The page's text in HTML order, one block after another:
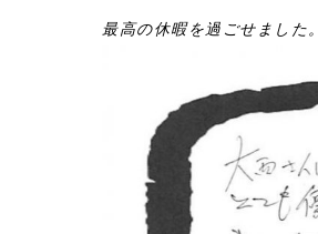
最高の休暇を過ごせました。